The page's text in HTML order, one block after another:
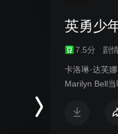
英勇少
7.5分 剧
卡洛琳·达芙
Marilyn Bell当
选手